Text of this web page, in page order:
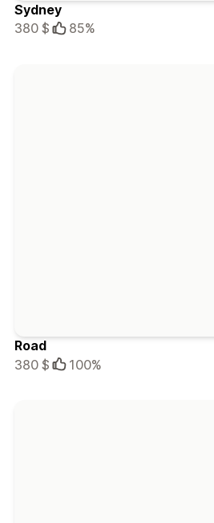
Sydney
380 $
85%
Road
380 $
100%